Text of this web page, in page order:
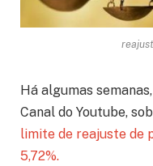
Há algumas
Canal do Youtube,
limite de reajuste de
5,72%.